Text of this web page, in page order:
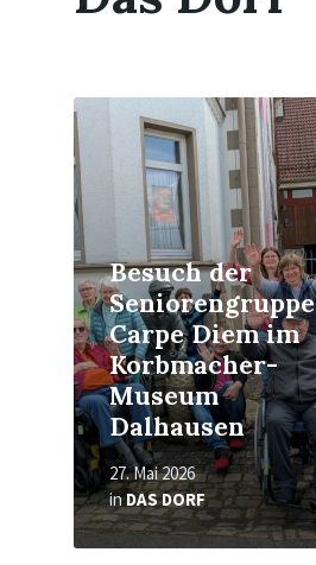
Besuch der
Seniorengruppe
Carpe Diem im
Korbmacher-
Museum
Dalhausen
27. Mai 2026
inDAS DORF
Read
More